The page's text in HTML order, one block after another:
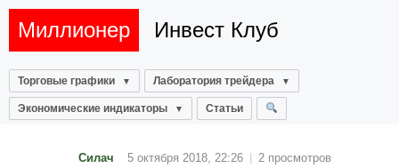
Миллионер Инвест Клуб
Торговые графики Лаборатория трейдера
Экономические индикаторы Статьи
Силач 5 октября 2018, 22:26 2 просмотров